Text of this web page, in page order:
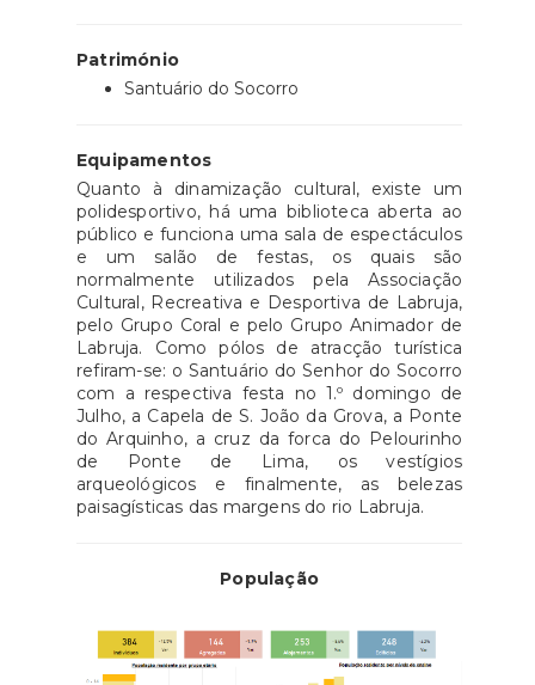
Património
Santuário do Socorro
Equipamentos
Quanto à dinamização cultural, existe um
polidesportivo, há uma biblioteca aberta ao
público e funciona uma sala de espectáculos
e um salão de festas, os quais são
normalmente utilizados pela Associação
Cultural, Recreativa e Desportiva de Labruja,
pelo Grupo Coral e pelo Grupo Animador de
Labruja. Como pólos de atracção turística
refiram-se: o Santuário do Senhor do Socorro
com a respectiva festa no 1.º domingo de
Julho, a Capela de S. João da Grova, a Ponte
do Arquinho, a cruz da forca do Pelourinho
de Ponte de Lima, os vestígios
arqueológicos e finalmente, as belezas
paisagísticas das margens do rio Labruja.
População